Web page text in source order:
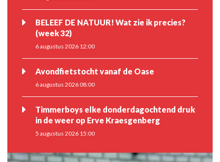
BELEEF DE NATUUR! Wat zie ik precies?
(week 32)
6 augustus 2026 12:00
Avondfietstocht vanaf de Oase
6 augustus 2026 08:00
Timmerboys elke donderdagochtend druk
in de weer op Erve Kraesgenberg
5 augustus 2026 15:00